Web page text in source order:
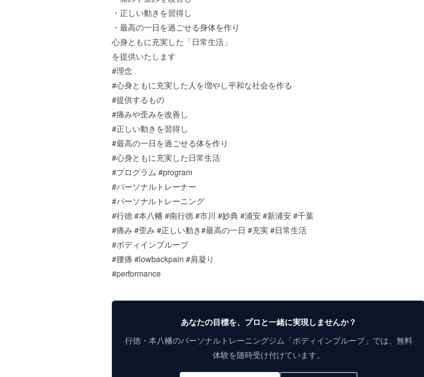
・正しい動きを習得し
・最高の一日を過ごせる身体を作り
心身ともに充実した「日常生活」
を提供いたします
#理念
#心身ともに充実した人を増やし平和な社会を作る
#提供するもの
#痛みや歪みを改善し
#正しい動きを習得し
#最高の一日を過ごせる体を作り
#心身ともに充実した日常生活
#プログラム #program
#パーソナルトレーナー
#パーソナルトレーニング
#行徳#本八幡 #南行徳#市川 #妙典#浦安#新浦安#千葉
#痛み #歪み #正しい動き#最高の一日 #充実 #日常生活
#ボディインプルーブ
#腰痛 #lowbackpain #肩凝り
#performance
あなたの目標を、プロと一緒に実現しませんか？
行徳・本八幡のパーソナルトレーニングジム「ボディインプルーブ」では、無料
体験を随時受け付けています。